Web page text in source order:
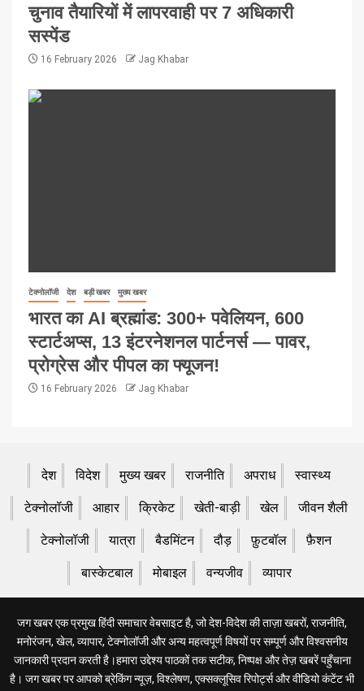
चुनाव तैयारियों में लापरवाही पर 7 अधिकारी
सस्पेंड
16 February 2026 Jag Khabar
टेक्नोलॉजी देश बड़ी खबर मुख्य खबर
भारत का AI ब्रह्मांड: 300+ पवेलियन, 600
स्टार्टअप्स, 13 इंटरनेशनल पार्टनर्स — पावर,
प्रोग्रेस और पीपल का फ्यूजन!
16 February 2026 Jag Khabar
देश विदेश मुख्य खबर राजनीति अपराध स्वास्थ्य
टेक्नोलॉजी आहार क्रिकेट खेती-बाड़ी खेल जीवन शैली
टेक्नोलॉजी यात्रा बैडमिंटन दौड़ फ़ुटबॉल फ़ैशन
बास्केटबाल मोबाइल वन्यजीव व्यापार
जग खबर एक प्रमुख हिंदी समाचार वेबसाइट है, जो देश-विदेश की ताज़ा खबरों, राजनीति,
मनोरंजन, खेल, व्यापार, टेक्नोलॉजी और अन्य महत्वपूर्ण विषयों पर सम्पूर्ण और विश्वसनीय
जानकारी प्रदान करती है।हमारा उद्देश्य पाठकों तक सटीक, निष्पक्ष और तेज़ खबरें पहुँचाना
है। जग खबर पर आपको ब्रेकिंग न्यूज़, विश्लेषण, एक्सक्लूसिव रिपोर्ट्स और वीडियो कंटेंट भी